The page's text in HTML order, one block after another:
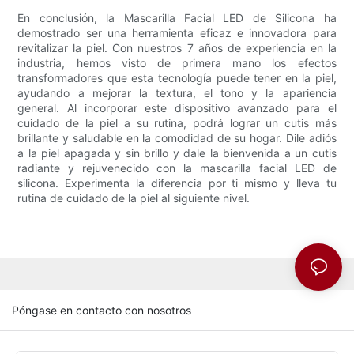
En conclusión, la Mascarilla Facial LED de Silicona ha
demostrado ser una herramienta eficaz e innovadora para
revitalizar la piel. Con nuestros 7 años de experiencia en la
industria, hemos visto de primera mano los efectos
transformadores que esta tecnología puede tener en la piel,
ayudando a mejorar la textura, el tono y la apariencia
general. Al incorporar este dispositivo avanzado para el
cuidado de la piel a su rutina, podrá lograr un cutis más
brillante y saludable en la comodidad de su hogar. Dile adiós
a la piel apagada y sin brillo y dale la bienvenida a un cutis
radiante y rejuvenecido con la mascarilla facial LED de
silicona. Experimenta la diferencia por ti mismo y lleva tu
rutina de cuidado de la piel al siguiente nivel.
Póngase en contacto con nosotros